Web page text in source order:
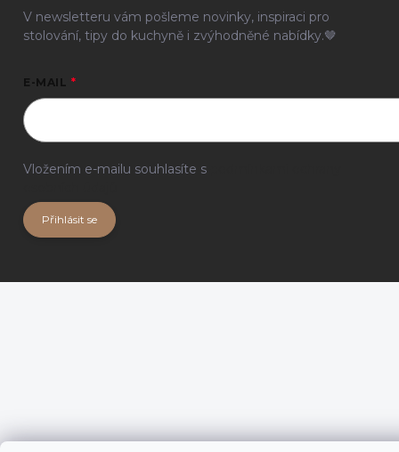
V newsletteru vám pošleme novinky, inspiraci pro
stolování, tipy do kuchyně i zvýhodněné nabídky.🤎
E-MAIL
Vložením e-mailu souhlasíte s
Přihlásit se